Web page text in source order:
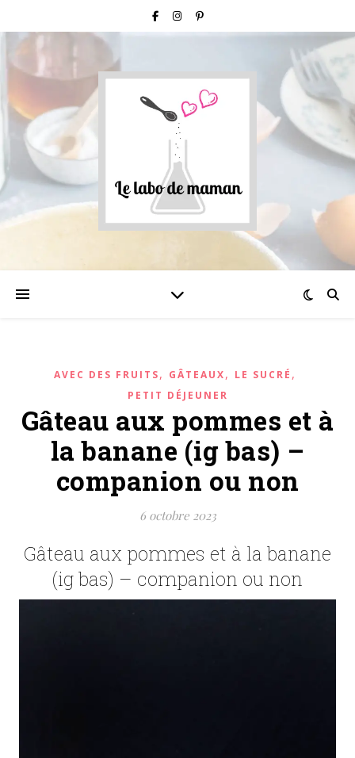
AVEC DES FRUITS, GÂTEAUX, LE SUCRÉ ,
PETIT DÉJEUNER
Gâteau aux pommes et à
la banane (ig bas) –
companion ou non
6 octobre 2023
Gâteau aux pommes et à la banane
(ig bas) – companion ou non